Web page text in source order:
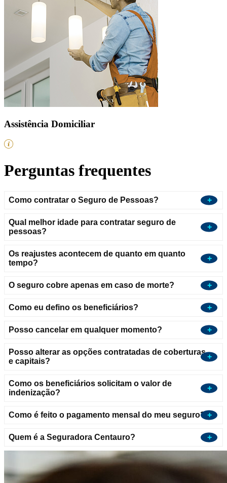
Assistência Domiciliar
Perguntas frequentes
Como contratar o Seguro de Pessoas?
Qual melhor idade para contratar seguro de
pessoas?
Os reajustes acontecem de quanto em quanto
tempo?
O seguro cobre apenas em caso de morte?
Como eu defino os beneficiários?
Posso cancelar em qualquer momento?
Posso alterar as opções contratadas de coberturas
e capitais?
Como os beneficiários solicitam o valor de
indenização?
Como é feito o pagamento mensal do meu seguro?
Quem é a Seguradora Centauro?